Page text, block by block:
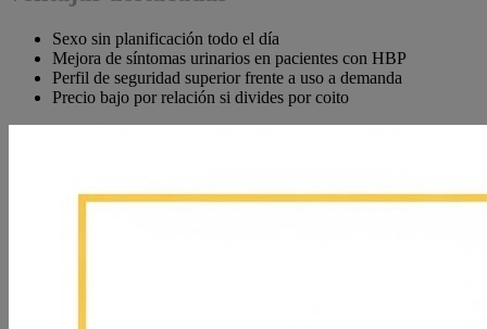
Sexo sin planificación todo el día
Mejora de síntomas urinarios en pacientes con HBP
Perfil de seguridad superior frente a uso a demanda
Precio bajo por relación si divides por coito